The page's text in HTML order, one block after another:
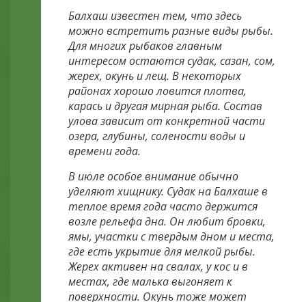
Балхаш известен тем, что здесь
можно встретить разные виды рыбы.
Для многих рыбаков главным
интересом остаются судак, сазан, сом,
жерех, окунь и лещ. В некоторых
районах хорошо ловится плотва,
карась и другая мирная рыба. Состав
улова зависит от конкретной части
озера, глубины, солености воды и
времени года.
В июле особое внимание обычно
уделяют хищнику. Судак на Балхаше в
теплое время года часто держится
возле рельефа дна. Он любит бровки,
ямы, участки с твердым дном и места,
где есть укрытие для мелкой рыбы.
Жерех активен на свалах, у кос и в
местах, где малька выгоняет к
поверхности. Окунь тоже может